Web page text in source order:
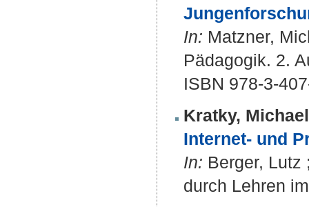
In: Matzner,
Pädagogik. 2.
ISBN 978-3-
Kratky, Michael
Internet- und
In: Berger, Lutz
durch Lehren